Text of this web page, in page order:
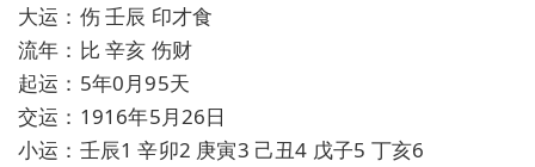
大运：伤 壬辰 印才食
流年：比 辛亥 伤财
起运：5年0月95天
交运：1916年5月26日
小运：壬辰1 辛卯2 庚寅3 己丑4 戊子5 丁亥6